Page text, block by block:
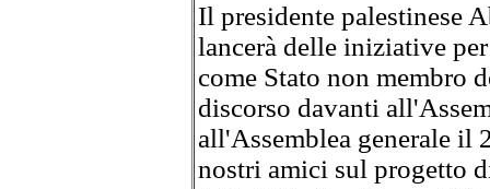
Il presidente palestinese
lancerà delle iniziative
come Stato non membro
discorso davanti
all'Assemblea generale il
nostri amici sul progetto